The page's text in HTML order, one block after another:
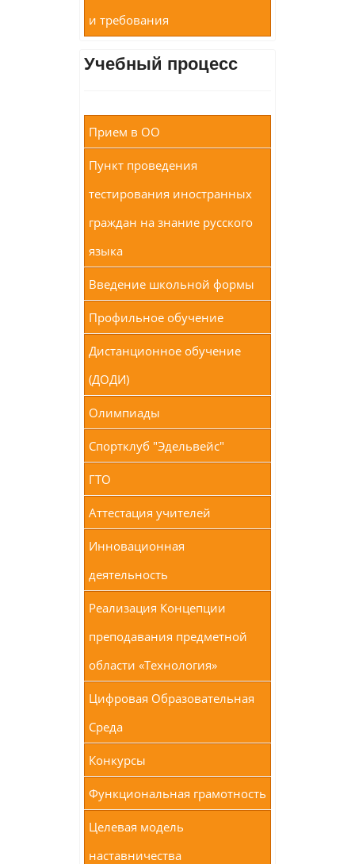
и требования
Учебный процесс
Прием в ОО
Пункт проведения
тестирования иностранных
граждан на знание русского
языка
Введение школьной формы
Профильное обучение
Дистанционное обучение
(ДОДИ)
Олимпиады
Спортклуб "Эдельвейс"
ГТО
Аттестация учителей
Инновационная
деятельность
Реализация Концепции
преподавания предметной
области «Технология»
Цифровая Образовательная
Среда
Конкурсы
Функциональная грамотность
Целевая модель
наставничества